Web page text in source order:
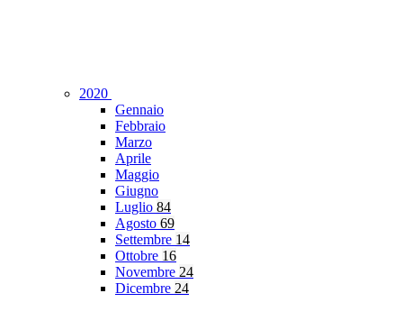
2020
Gennaio
Febbraio
Marzo
Aprile
Maggio
Giugno
Luglio 84
Agosto 69
Settembre 14
Ottobre 16
Novembre 24
Dicembre 24